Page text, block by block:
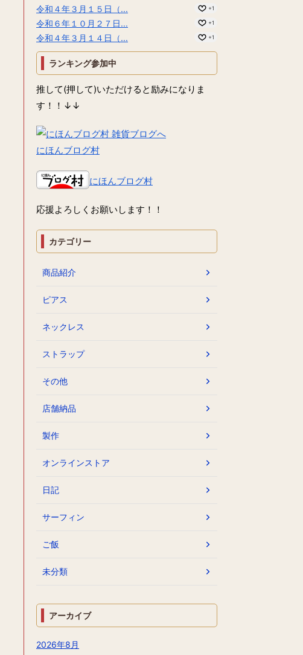
令和４年３月１５日（... +1
令和６年１０月２７日... +1
令和４年３月１４日（... +1
ランキング参加中
推して(押して)いただけると励みになりま
す！！↓↓
にほんブログ村
にほんブログ村
応援よろしくお願いします！！
カテゴリー
商品紹介
ピアス
ネックレス
ストラップ
その他
店舗納品
製作
オンラインストア
日記
サーフィン
ご飯
未分類
アーカイブ
2026年8月